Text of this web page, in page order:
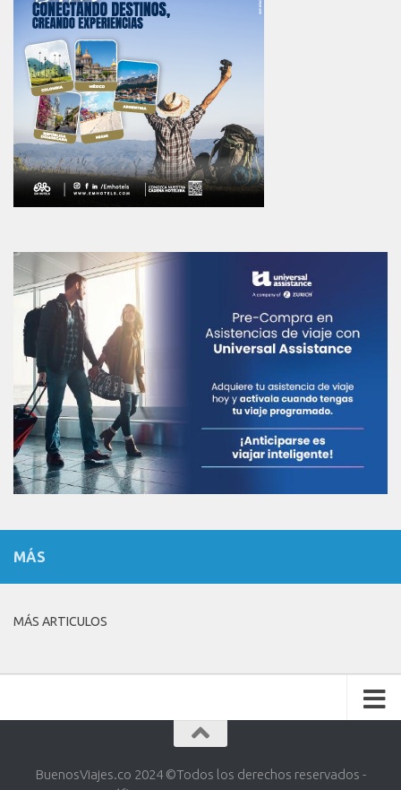
MÁS
MÁS ARTICULOS
BuenosViajes.co 2024 ©️Todos los derechos reservados -